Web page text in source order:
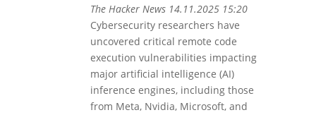
The Hacker News 14.11.2025 15:20
Cybersecurity researchers have
uncovered critical remote code
execution vulnerabilities impacting
major artificial intelligence (AI)
inference engines, including those
from Meta, Nvidia, Microsoft, and